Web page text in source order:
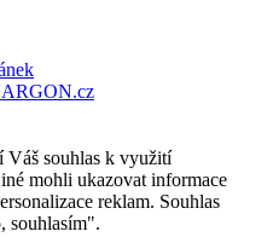
Váš souhlas k využití
mohli ukazovat informace
reklam. Souhlas
souhlasím".